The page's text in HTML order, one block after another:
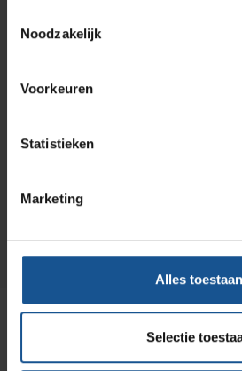
Noodzakelijk
Voorkeuren
Statistieken
Marketing
Alles toestaan
Selectie
ontvangen? Vraag direct
Onze merken